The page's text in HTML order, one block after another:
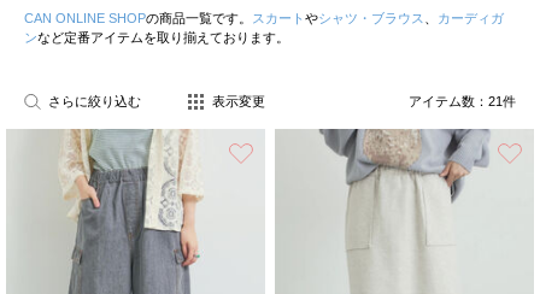
CAN ONLINE SHOPの商品一覧です。 スカート やシャツ・ブラウス
カーディガ
ンなど定番アイテムを取り揃えております。
さらに絞り込む 表示変更 アイテム数： 21件
お気に入り